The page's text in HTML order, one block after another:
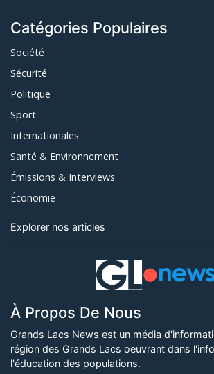
Catégories Populaires
Société
Sécurité
Politique
Sport
Internationales
Santé & Environnement
Émissions & Interviews
Économie
Explorer nos articles
À Propos De Nous
Grands Lacs News est un média
région des Grands Lacs oeuvrant dans
l'éducation des populations.